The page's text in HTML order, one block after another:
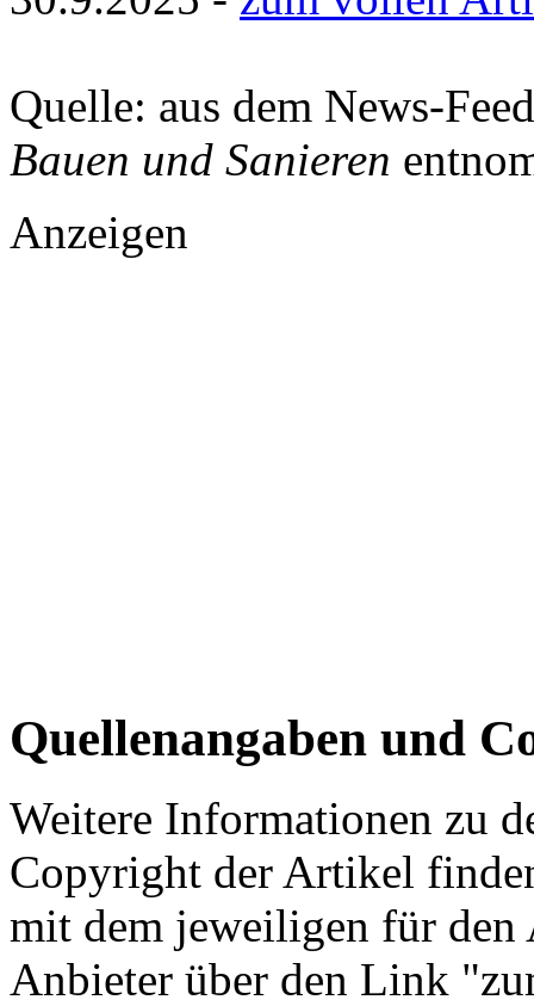
Quelle: aus dem News-
Bauen und Sanieren
Anzeigen
Quellenangaben und
Weitere Informationen zu
Copyright der Artikel
mit dem jeweiligen für
Anbieter über den Link